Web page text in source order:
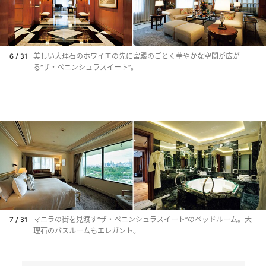
6 / 31
美しい大理石のホワイエの先に宮殿のごとく華やかな空間が広が
る“ザ・ペニンシュラスイート”。
7 / 31
マニラの街を見渡す“ザ・ペニンシュラスイート”のベッドルーム。大
理石のバスルームもエレガント。